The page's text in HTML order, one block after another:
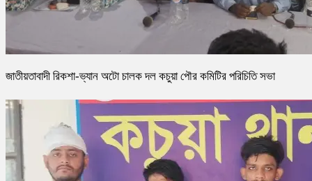
জাতীয়তাবাদী রিকশা-ভ্যান অটো চালক দল কচুয়া পৌর কমিটির পরিচিতি সভা